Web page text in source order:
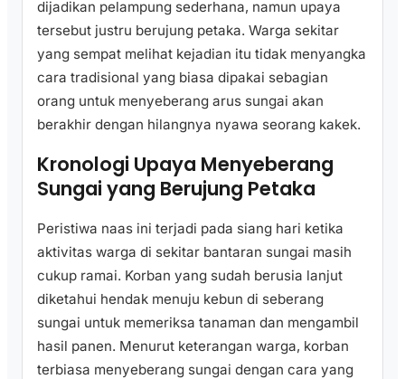
dijadikan pelampung sederhana, namun upaya
tersebut justru berujung petaka. Warga sekitar
yang sempat melihat kejadian itu tidak menyangka
cara tradisional yang biasa dipakai sebagian
orang untuk menyeberang arus sungai akan
berakhir dengan hilangnya nyawa seorang kakek.
Kronologi Upaya Menyeberang
Sungai yang Berujung Petaka
Peristiwa naas ini terjadi pada siang hari ketika
aktivitas warga di sekitar bantaran sungai masih
cukup ramai. Korban yang sudah berusia lanjut
diketahui hendak menuju kebun di seberang
sungai untuk memeriksa tanaman dan mengambil
hasil panen. Menurut keterangan warga, korban
terbiasa menyeberang sungai dengan cara yang